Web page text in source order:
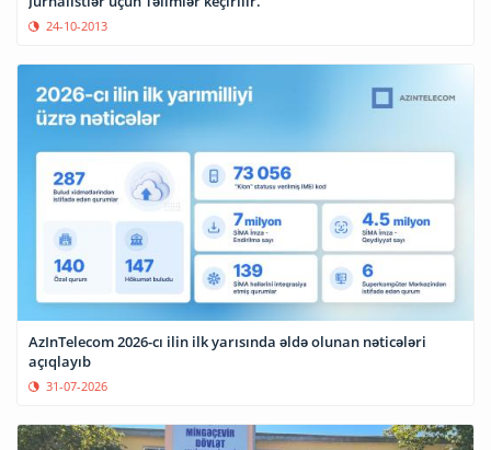
24-10-2013
AzInTelecom 2026-cı ilin ilk yarısında əldə olunan nəticələri
açıqlayıb
31-07-2026